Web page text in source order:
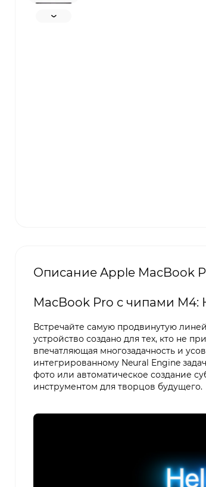
Описание Apple MacBook
MacBook Pro с чипами
Встречайте самую продвинутую
устройство создано для тех, кто не
впечатляющая многозадачность и
интегрированному Neural Engine
фото или автоматическое создание
инструментом для творцов будущего.